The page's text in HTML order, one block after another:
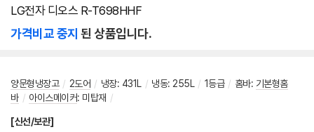
LG전자 디오스 R-T698HHF
가격비교 중지 된 상품입니다.
양문형냉장고 / 2도어 / 냉장: 431L / 냉동: 255L / 1등급 / 홈바: 기본형홈
바 / 아이스메이커: 미탑재 /
[신선/보관]